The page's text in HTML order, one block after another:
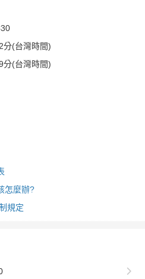
分(台灣時間)
分(台灣時間)
怎麼辦?
規定